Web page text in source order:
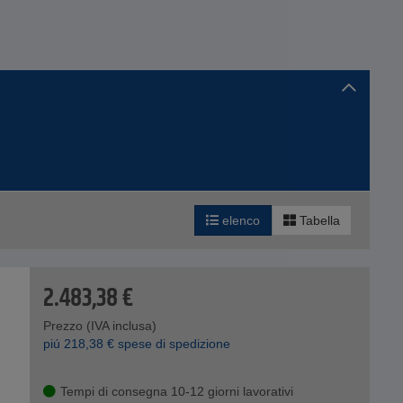
elenco Tabella
2.483,38€
Prezzo (IVA inclusa)
piú 218,38 € spese di spedizione
Tempi di consegna 10-12 giorni lavorativi